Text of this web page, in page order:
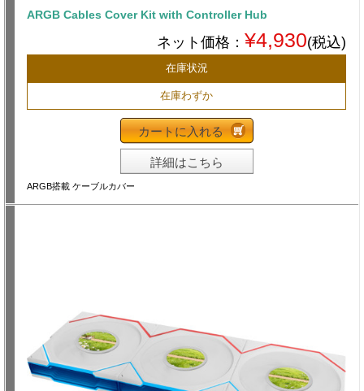
ARGB Cables Cover Kit with Controller Hub
ネット価格： ¥4,930(税込)
在庫状況
在庫わずか
カートに入れる
詳細はこちら
ARGB搭載 ケーブルカバー